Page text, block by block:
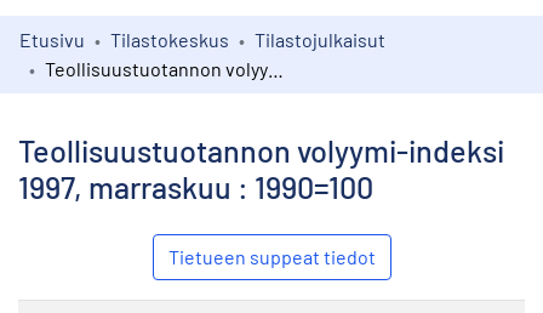
Kokoelmat
Etusivu Tilastokeskus
Tilastojulkaisut
Teollisuustuotannon volyymi-indeksi
1997, marraskuu : 1990=100
Tietueen suppeat tiedot